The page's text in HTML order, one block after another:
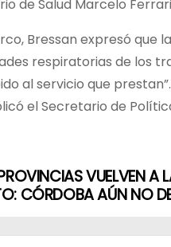
de Salud Marcelo
Bressan expresó que
respiratorias de los
al servicio que
el Secretario de
VUELVEN A
CÓRDOBA AÚN NO